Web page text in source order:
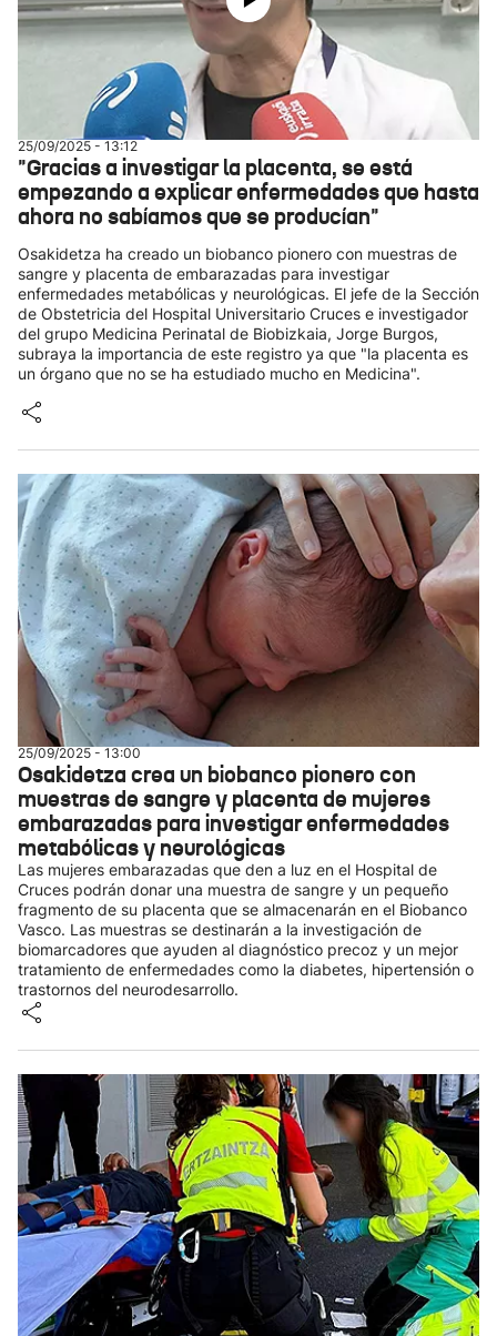
25/09/2025 - 13:12
"Gracias a investigar la placenta, se está
empezando a explicar enfermedades que hasta
ahora no sabíamos que se producían"
Osakidetza ha creado un biobanco pionero con muestras de
sangre y placenta de embarazadas para investigar
enfermedades metabólicas y neurológicas. El jefe de la Sección
de Obstetricia del Hospital Universitario Cruces e investigador
del grupo Medicina Perinatal de Biobizkaia, Jorge Burgos,
subraya la importancia de este registro ya que "la placenta es
un órgano que no se ha estudiado mucho en Medicina".
25/09/2025 - 13:00
Osakidetza crea un biobanco pionero con
muestras de sangre y placenta de mujeres
embarazadas para investigar enfermedades
metabólicas y neurológicas
Las mujeres embarazadas que den a luz en el Hospital de
Cruces podrán donar una muestra de sangre y un pequeño
fragmento de su placenta que se almacenarán en el Biobanco
Vasco. Las muestras se destinarán a la investigación de
biomarcadores que ayuden al diagnóstico precoz y un mejor
tratamiento de enfermedades como la diabetes, hipertensión o
trastornos del neurodesarrollo.